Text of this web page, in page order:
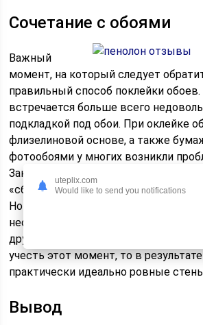
Сочетание с обоями
Важный
момент, на который следует
правильный способ поклейки
встречается больше всего
подкладкой под обои. При оклейке
флизелиновой основе, а также
фотообоями у многих возникли
Заключаются они в том, что при
«сбегаются» и при этом возникают
Но этих неприятностей можно
необходимо клеить обои немного
друга. Также не стоит их сильно
учесть этот момент, то в
практически идеально ровные
Вывод
uteplix.com
Would like to send you notifications